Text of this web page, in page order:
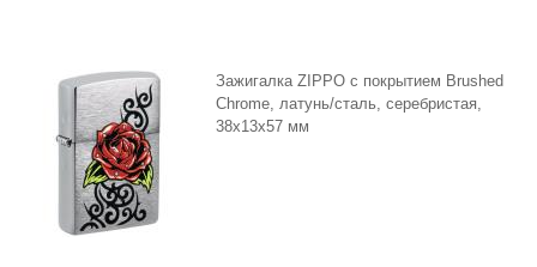
Зажигалка ZIPPO с покрытием Brushed
Chrome, латунь/сталь, серебристая,
38x13x57 мм